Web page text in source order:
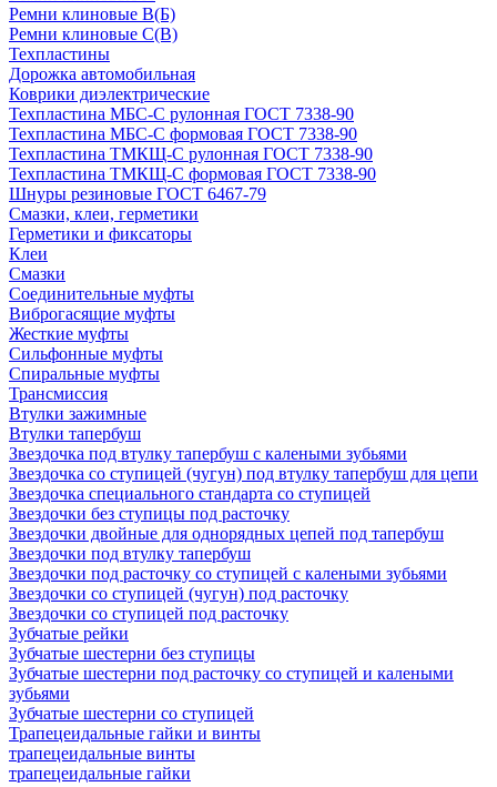
Ремни клиновые В(Б)
Ремни клиновые С(В)
Техпластины
Дорожка автомобильная
Коврики диэлектрические
Техпластина МБС-С рулонная ГОСТ 7338-90
Техпластина МБС-С формовая ГОСТ 7338-90
Техпластина ТМКЩ-С рулонная ГОСТ 7338-90
Техпластина ТМКЩ-С формовая ГОСТ 7338-90
Шнуры резиновые ГОСТ 6467-79
Смазки, клеи, герметики
Герметики и фиксаторы
Клеи
Смазки
Соединительные муфты
Виброгасящие муфты
Жесткие муфты
Сильфонные муфты
Спиральные муфты
Трансмиссия
Втулки зажимные
Втулки тапербуш
Звездочка под втулку тапербуш c калеными зубьями
Звездочка со ступицей (чугун) под втулку тапербуш для цепи
Звездочка специального стандарта со ступицей
Звездочки без ступицы под расточку
Звездочки двойные для однорядных цепей под тапербуш
Звездочки под втулку тапербуш
Звездочки под расточку со ступицей с калеными зубьями
Звездочки со ступицей (чугун) под расточку
Звездочки со ступицей под расточку
Зубчатые рейки
Зубчатые шестерни без ступицы
Зубчатые шестерни под расточку со ступицей и калеными
зубьями
Зубчатые шестерни со ступицей
Трапецеидальные гайки и винты
трапецеидальные винты
трапецеидальные гайки